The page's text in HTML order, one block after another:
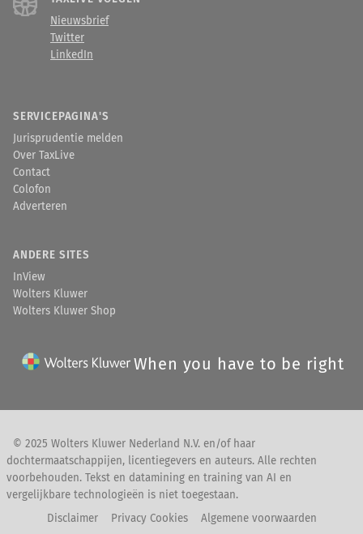
Nieuwsbrief
Twitter
LinkedIn
SERVICEPAGINA'S
Jurisprudentie melden
Over TaxLive
Contact
Colofon
Adverteren
ANDERE SITES
InView
Wolters Kluwer
Wolters Kluwer Shop
When you have to be right
© 2025 Wolters Kluwer Nederland N.V. en/of haar
dochtermaatschappijen, licentiegevers en auteurs. Alle rechten
voorbehouden. Tekst en datamining en training van AI en
vergelijkbare technologieën is niet toegestaan.
Disclaimer
Privacy Cookies Algemene voorwaarden